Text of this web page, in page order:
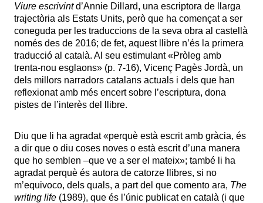
Viure escrivintd’Annie Dillard, una escriptora de llarga
trajectòria als Estats Units, però que ha començat a ser
coneguda per les traduccions de la seva obra al castellà
només des de 2016; de fet, aquest llibre n’és la primera
traducció al català. Al seu estimulant «Pròleg amb
trenta-nou esglaons» (p. 7-16), Vicenç Pagès Jordà, un
dels millors narradors catalans actuals i dels que han
reflexionat amb més encert sobre l’escriptura, dona
pistes de l’interès del llibre.
Diu que li ha agradat «perquè està escrit amb gràcia, és
a dir que o diu coses noves o està escrit d’una manera
que ho semblen –que ve a ser el mateix»; també li ha
agradat perquè és autora de catorze llibres, si no
m’equivoco, dels quals, a part del que comento ara, The
writing life (1989), que és l’únic publicat en català (i que